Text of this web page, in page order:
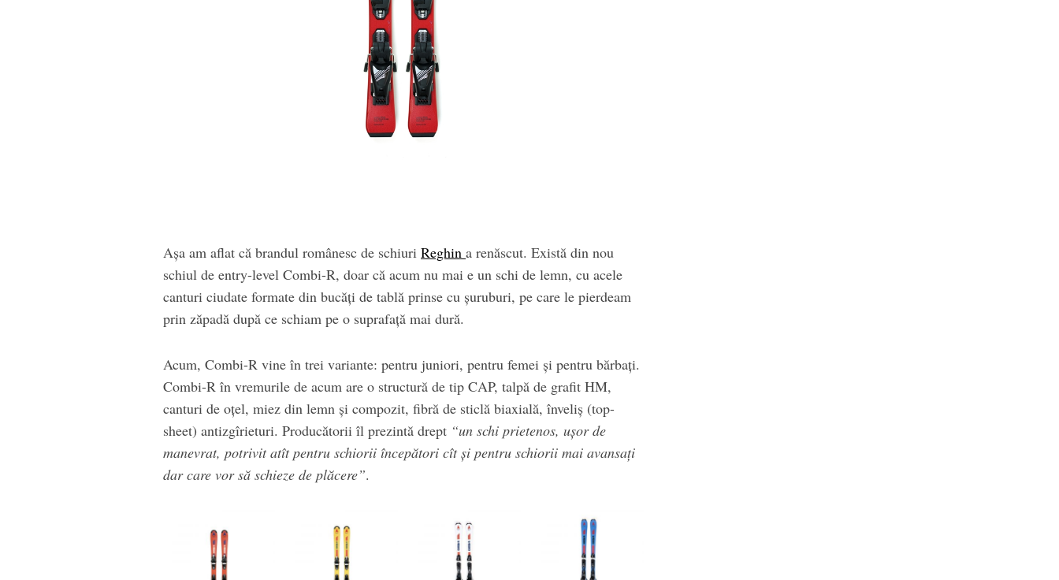
Așa am aflat că brandul românesc de schiuri Reghin a renăscut. Există din nou
schiul de entry-level Combi-R, doar că acum nu mai e un schi de lemn, cu acele
canturi ciudate formate din bucăți de tablă prinse cu șuruburi, pe care le pierdeam
prin zăpadă după ce schiam pe o suprafață mai dură.
Acum, Combi-R vine în trei variante: pentru juniori, pentru femei și pentru bărbați.
Combi-R în vremurile de acum are o structură de tip CAP, talpă de grafit HM,
canturi de oțel, miez din lemn și compozit, fibră de sticlă biaxială, înveliș (top-
sheet) antizgîrieturi. Producătorii îl prezintă drept “un schi prietenos, ușor de
manevrat, potrivit atît pentru schiorii începători cît și pentru schiorii mai avansați
dar care vor să schieze de plăcere”.